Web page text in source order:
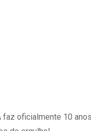
faz oficialmente 10